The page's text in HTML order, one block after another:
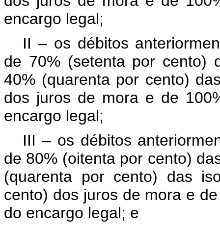
encargo legal;
II – os débitos
de 70% (setenta por cento)
40% (quarenta por cento)
dos juros de mora e de
encargo legal;
III – os débitos
de 80% (oitenta por cento)
(quarenta por cento) das
cento) dos juros de mora e
do encargo legal; e